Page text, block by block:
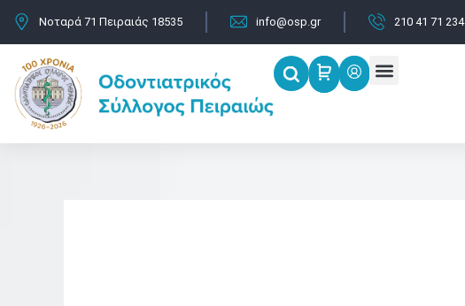
Μετάβαση
στο
περιεχόμενο
Νοταρά 71 Πειραιάς 18535 info@osp.gr 210 41 71 234
Menu